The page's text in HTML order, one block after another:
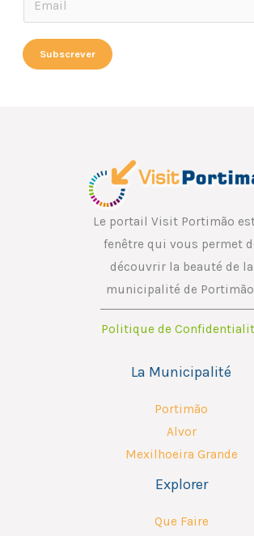
i
m
a
i
Subscrever
Le portail Visit Portimão
fenêtre qui vous permet
découvrir la beauté de la
municipalité de
Politique de
La Municipalité
Portimão
Alvor
Mexilhoeira Grande
Explorer
Que Faire